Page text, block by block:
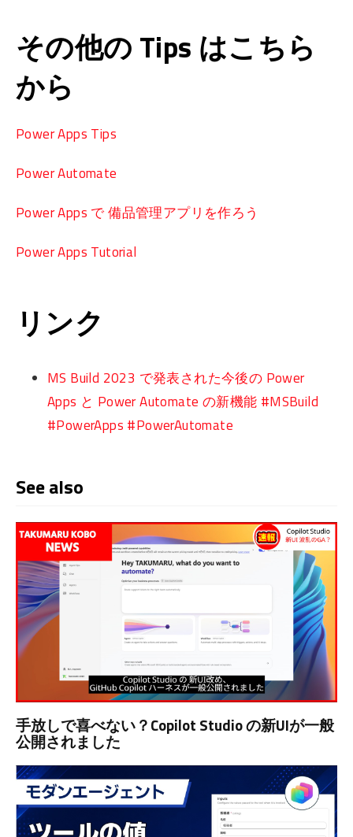
その他の Tips はこちら
から
Power Apps Tips
Power Automate
Power Apps で 備品管理アプリを作ろう
Power Apps Tutorial
リンク
MS Build 2023 で発表された今後の Power
Apps と Power Automate の新機能 #MSBuild
#PowerApps #PowerAutomate
See also
手放しで喜べない？Copilot Studio の新UIが一般
公開されました